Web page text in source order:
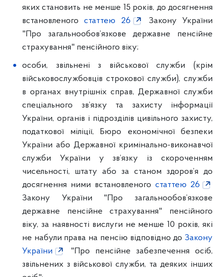
яких становить не менше 15 років, до досягнення
встановленогостаттею 26
Закону України
"Про загальнообов’язкове державне пенсійне
страхування" пенсійного віку;
особи, звільнені з військової служби (крім
військовослужбовців строкової служби), служби
в органах внутрішніх справ, Державної служби
спеціального зв’язку та захисту інформації
України, органів і підрозділів цивільного захисту,
податкової міліції, Бюро економічної безпеки
України або Державної кримінально-виконавчої
служби України у зв’язку із скороченням
чисельності, штату або за станом здоров’я до
досягнення ними встановленого статтею 26
Закону України "Про загальнообов’язкове
державне пенсійне страхування" пенсійного
віку, за наявності вислуги не менше 10 років, які
не набули права на пенсію відповідно до Закону
України
"Про пенсійне забезпечення осіб,
звільнених з військової служби, та деяких інших